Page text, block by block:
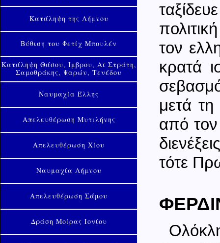
Κατάληψη της Λήμνου
Βύθιση του Φετίχ Μπουλέν
Κατάληψη Θάσου, Ίμβρου, Αϊ Στράτη,
Σαμοθράκης, Ψαρών, Τενέδου
Ναυμαχία Έλλης
Απελευθέρωση Μυτιλήνης
Απελευθέρωση Χίου
Ναυμαχία Λήμνου
Απελευθέρωση Σάμου
Δράση Μοίρας Ιονίου
τον
κρατά
μετά
από τον
τότε